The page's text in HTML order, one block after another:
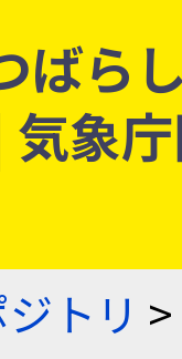
ばら
象
トリ >